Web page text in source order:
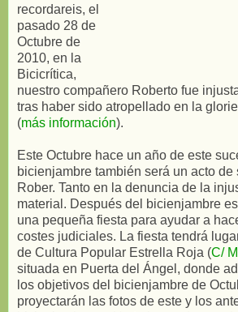
recordareis, el
pasado 28 de
Octubre de
2010, en la
Bicicrítica,
nuestro compañero Roberto fue
tras haber sido atropellado en la
(más información).
Este Octubre hace un año de este
bicienjambre también será un acto de
Rober. Tanto en la denuncia de la
material. Después del bicienjambre
una pequeña fiesta para ayudar a
costes judiciales. La fiesta tendrá
de Cultura Popular Estrella Roja (C/
situada en Puerta del Ángel, donde
los objetivos del bicienjambre de
proyectarán las fotos de este y los